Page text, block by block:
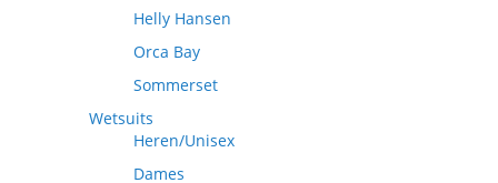
Helly Hansen
Orca Bay
Sommerset
Wetsuits
Heren/Unisex
Dames